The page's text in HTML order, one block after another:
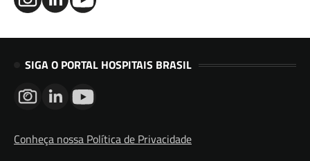
SIGA O PORTAL HOSPITAIS BRASIL
Conheça nossa Política de Privacidade